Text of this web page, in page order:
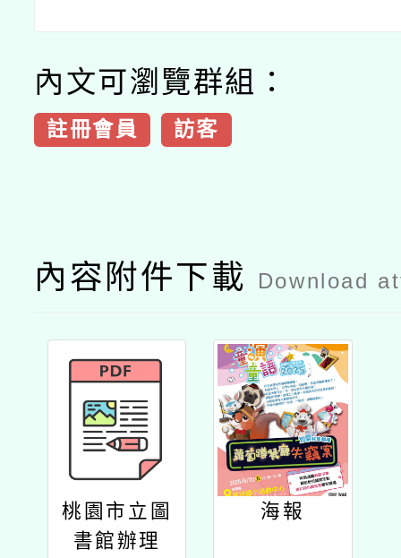
內文可瀏覽群組：
註冊會員 訪客
內容附件下載 Download
桃園市立圖
書館辦理
海報